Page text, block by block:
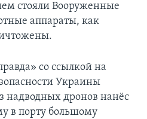
стояли Вооруженные
аппараты, как
со ссылкой на
Украины
надводных дронов нанёс
в порту большому